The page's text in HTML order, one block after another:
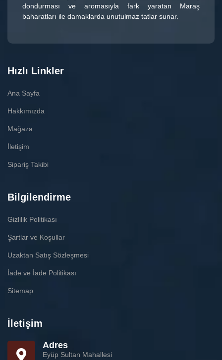
dondurması ve aromasıyla fark yaratan Maraş
baharatları ile damaklarda unutulmaz tatlar sunar.
Hızlı Linkler
Ana Sayfa
Hakkımızda
Mağaza
İletişim
Sipariş Takibi
Bilgilendirme
Gizlilik Politikası
Şartlar ve Koşullar
Uzaktan Satış Sözleşmesi
İade ve İade Politikası
Sitemap
İletişim
Adres
Eyüp Sultan Mahallesi